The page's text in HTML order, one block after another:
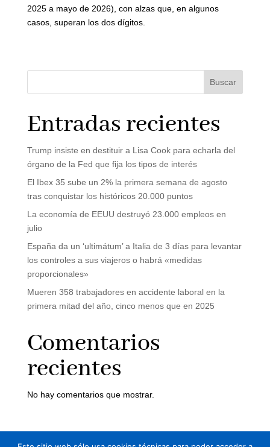
2025 a mayo de 2026), con alzas que, en algunos
casos, superan los dos dígitos.
Buscar
Entradas recientes
Trump insiste en destituir a Lisa Cook para echarla del
órgano de la Fed que fija los tipos de interés
El Ibex 35 sube un 2% la primera semana de agosto
tras conquistar los históricos 20.000 puntos
La economía de EEUU destruyó 23.000 empleos en
julio
España da un ‘ultimátum’ a Italia de 3 días para levantar
los controles a sus viajeros o habrá «medidas
proporcionales»
Mueren 358 trabajadores en accidente laboral en la
primera mitad del año, cinco menos que en 2025
Comentarios
recientes
No hay comentarios que mostrar.